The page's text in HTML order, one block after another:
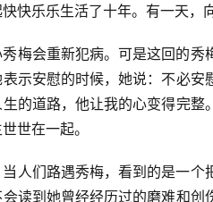
快乐乐生活了十年。有一天，
梅会重新犯病。可是这回的
示安慰的时候，她说：不必
的道路，他让我的心变得完
世在一起。
人们路遇秀梅，看到的是一个
读到她曾经经历过的磨难和